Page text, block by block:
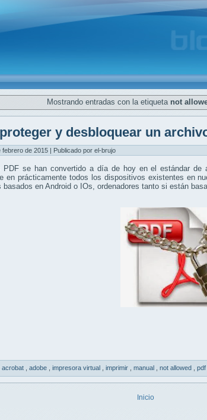
Mostrando entradas con la etiqueta not
y desbloquear un
febrero de 2015 | Publicado por el-brujo
PDF se han convertido a día de hoy en el estándar
en prácticamente todos los dispositivos existentes en
en Android o IOs, ordenadores tanto si están
acrobat adobe impresora virtual imprimir manual not allowed pdf
Inicio